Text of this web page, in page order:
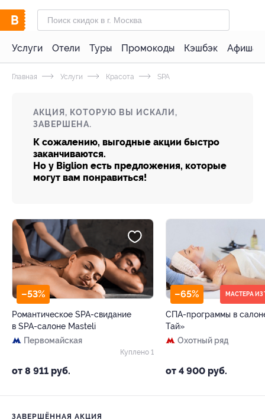
Услуги Отели Туры Промокоды Кэшбэк Афиша
Главная Услуги Красота SPA
АКЦИЯ, КОТОРУЮ ВЫ ИСКАЛИ,
ЗАВЕРШЕНА.
К сожалению, выгодные акции быстро
заканчиваются.
Но у Biglion есть предложения, которые
могут вам понравиться!
–53%
Романтическое SPA-свидание
в SPA-салоне Masteli
Первомайская
от 8 911 руб.
Куплено 1
–65% МАСТЕРА
СПА-программы в
Тай»
Охотный ряд
от 4 900 руб.
ЗАВЕРШЁННАЯ АКЦИЯ